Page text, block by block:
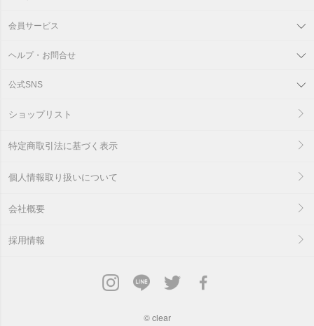
会員サービス
ヘルプ・お問合せ
公式SNS
ショップリスト
特定商取引法に基づく表示
個人情報取り扱いについて
会社概要
採用情報
© clear